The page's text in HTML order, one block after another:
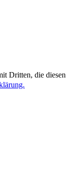
Dritten, die diesen